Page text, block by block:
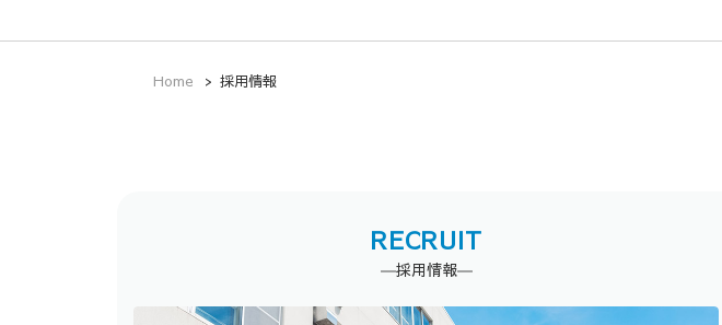
Home 採用情報
RECRUIT
―採用情報―